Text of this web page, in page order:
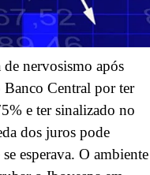
nervosismo após
Central por ter
e ter sinalizado no
dos juros pode
esperava. O ambiente